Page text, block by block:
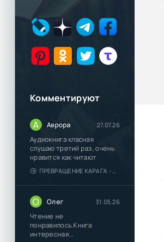
Комментируют
А Аврора 27.07.26
Аудиокнига класная
слушаю третий раз, очень
нравится как читают
ПРЕВРАЩЕНИЕ КАРАГА - КАТЯ БРАНДИС
О Олег 31.05.26
Чтение не
понравилось.Книга
интересная...